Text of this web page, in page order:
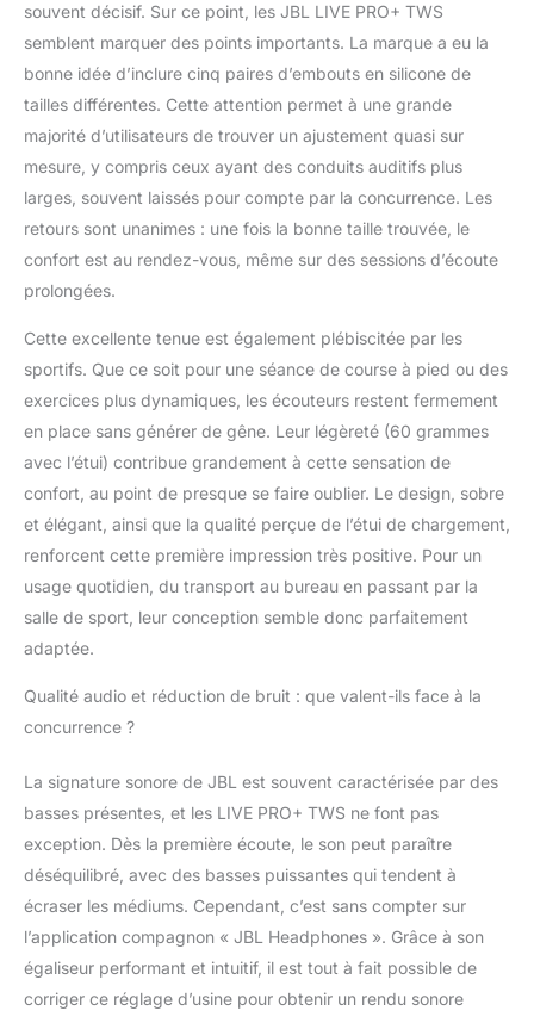
mettre en avant les
sons environnants Une
voix aussi claire,
comme si vous étiez là
: passez vos appels et
bénéficiez d’un son
clair grâce au micro
dédié à la suppression
du vent et au double
micro à formation de
faisceaux Assistant
appels en toute
mains libres, activez
l’assistant vocal et
configurez-le grâce à
l’application My JBL
Headphones Livraison :
Ecouteurs étanches
sans fil / 5 tailles
d’embouts en silicone /
1 étui de recharge / 1
câble de recharge USB
souvent décisif. Sur ce point, les JBL LIVE PRO+ TWS
semblent marquer des points importants. La marque a eu la
bonne idée d’inclure cinq paires d’embouts en silicone de
tailles différentes. Cette attention permet à une grande
majorité d’utilisateurs de trouver un ajustement quasi sur
mesure, y compris ceux ayant des conduits auditifs plus
larges, souvent laissés pour compte par la concurrence. Les
retours sont unanimes : une fois la bonne taille trouvée, le
confort est au rendez-vous, même sur des sessions d’écoute
prolongées.
Cette excellente tenue est également plébiscitée par les
sportifs. Que ce soit pour une séance de course à pied ou des
exercices plus dynamiques, les écouteurs restent fermement
en place sans générer de gêne. Leur légèreté (60 grammes
avec l’étui) contribue grandement à cette sensation de
confort, au point de presque se faire oublier. Le design, sobre
et élégant, ainsi que la qualité perçue de l’étui de chargement,
renforcent cette première impression très positive. Pour un
usage quotidien, du transport au bureau en passant par la
salle de sport, leur conception semble donc parfaitement
adaptée.
Qualité audio et réduction de bruit : que valent-ils face à la
concurrence ?
La signature sonore de JBL est souvent caractérisée par des
basses présentes, et les LIVE PRO+ TWS ne font pas
exception. Dès la première écoute, le son peut paraître
déséquilibré, avec des basses puissantes qui tendent à
écraser les médiums. Cependant, c’est sans compter sur
l’application compagnon « JBL Headphones ». Grâce à son
égaliseur performant et intuitif, il est tout à fait possible de
corriger ce réglage d’usine pour obtenir un rendu sonore